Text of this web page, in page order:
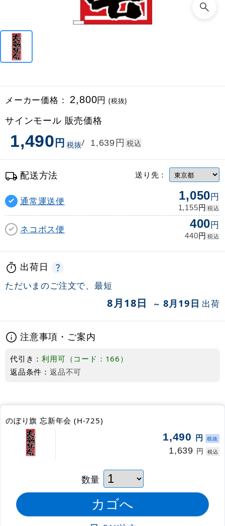
メーカー価格： 2,800円(税抜)
サインモール 販売価格
1,490円 税抜/ 1,639円 税込
配送方法 送り先：
通常運送便 1,050円
1,155円 税込
ネコポス便 400円
440円 税込
出荷日
ただいまのご注文で、最短
8月18日 ～ 8月19日 出荷
注意事項・ご案内
代引き：利用可（コード：166）
返品条件： 返品不可
のぼり旗 忘新年会 (H-725)
1,490 円 税抜
1,639 円 税込
数量